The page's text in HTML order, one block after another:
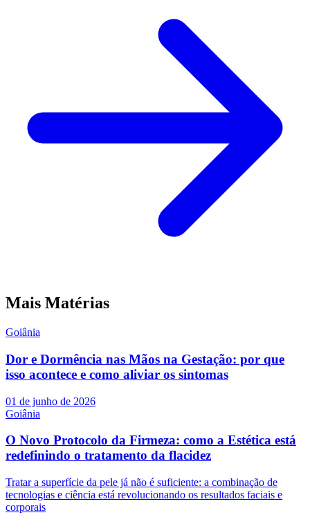
Mais Matérias
Goiânia
Dor e Dormência nas Mãos na Gestação: por que
isso acontece e como aliviar os sintomas
01 de junho de 2026
Goiânia
O Novo Protocolo da Firmeza: como a Estética está
redefinindo o tratamento da flacidez
Tratar a superfície da pele já não é suficiente: a combinação de
tecnologias e ciência está revolucionando os resultados faciais e
corporais